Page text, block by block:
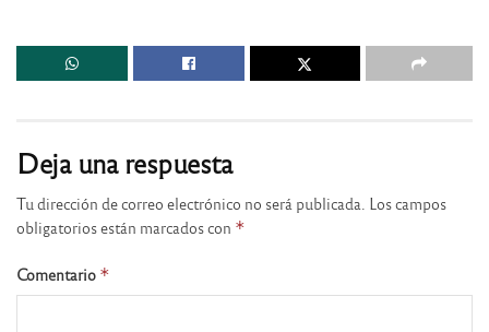
Deja una respuesta
Tu dirección de correo electrónico no será publicada. Los campos
obligatorios están marcados con *
Comentario *